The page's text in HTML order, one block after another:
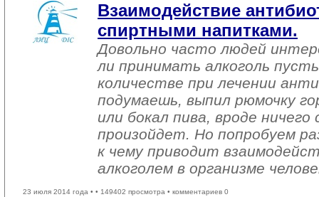
Взаимодействие
спиртными напитками.
Довольно часто людей
ли принимать алкоголь
количестве при лечении
подумаешь, выпил рюмочку
или бокал пива, вроде
произойдет. Но попробуем
к чему приводит
алкоголем в организме
23 июля 2014 года • • 149402 просмотра • комментариев 0